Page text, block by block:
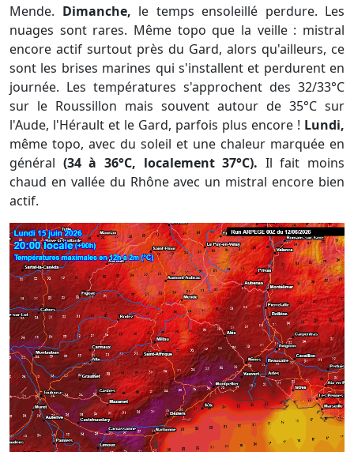
Mende. Dimanche, le temps ensoleillé perdure. Les
nuages sont rares. Même topo que la veille : mistral
encore actif surtout près du Gard, alors qu'ailleurs, ce
sont les brises marines qui s'installent et perdurent en
journée. Les températures s'approchent des 32/33°C
sur le Roussillon mais souvent autour de 35°C sur
l'Aude, l'Hérault et le Gard, parfois plus encore ! Lundi,
même topo, avec du soleil et une chaleur marquée en
général (34 à 36°C, localement 37°C). Il fait moins
chaud en vallée du Rhône avec un mistral encore bien
actif.